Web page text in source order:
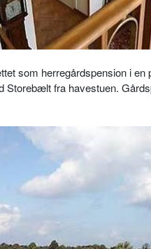
som herregårdspension i
Storebælt fra havestuen.